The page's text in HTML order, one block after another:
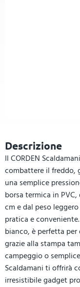
Descrizione
Il CORDEN
combattere il freddo,
una semplice
borsa termica in
cm e dal peso
pratica e
bianco, è perfetta
grazie alla stampa
campeggio o
Scaldamani ti offrirà
irresistibile gadget